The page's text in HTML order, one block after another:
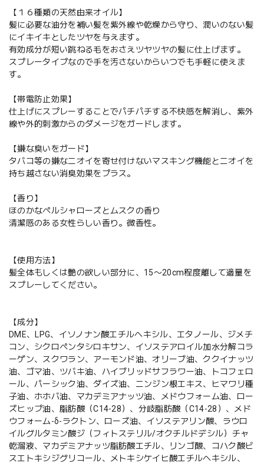
【１６種類の天然由来オイル】
髪に必要な油分を補い髪を紫外線や乾燥から守り、潤いのない髪
にイキイキとしたツヤを与えます。
有効成分が短い跳ねる毛をおさえツヤツヤの髪に仕上げます。
スプレータイプなので手を汚さないからいつでも手軽に使えま
す。
【帯電防止効果】
仕上げにスプレーすることでパチパチする不快感を解消し、紫外
線や外的刺激からのダメージをガードします。
【嫌な臭いをガード】
タバコ等の嫌なニオイを寄せ付けないマスキング機能とニオイを
持ち越さない消臭効果をプラス。
【香り】
ほのかなペルシャローズとムスクの香り
清潔感のある女性らしい香り。微香性。
【使用方法】
髪全体もしくは艶の欲しい部分に、15〜20cm程度離して適量を
スプレーしてください。
【成分】
DME、LPG、イソノナン酸エチルヘキシル、エタノール、ジメチ
コン、シクロペンタシロキサン、イソステアロイル加水分解コラ
ーゲン、スクワラン、アーモンド油、オリーブ油、ククイナッツ
油、ゴマ油、ツバキ油、ハイブリッドサフラワー油、トコフェロ
ール、パーシック油、ダイズ油、ニンジン根エキス、ヒマワリ種
子油、ホホバ油、マカデミアナッツ油、メドウフォーム油、ロー
ズヒップ油、脂肪酸（C14-28）、分岐脂肪酸（C14-28）、メド
ウフォーム-δ-ラクトン、ローズ油、イソステアリン酸、ラウロ
イルグルタミン酸ジ（フィトステリル/オクチルドデシル）チャ
乾溜液、マカデミアナッツ脂肪酸エチル、リンゴ酸、コハク酸ビ
スエトキシジグリコール、メトキシケイヒ酸エチルヘキシル、